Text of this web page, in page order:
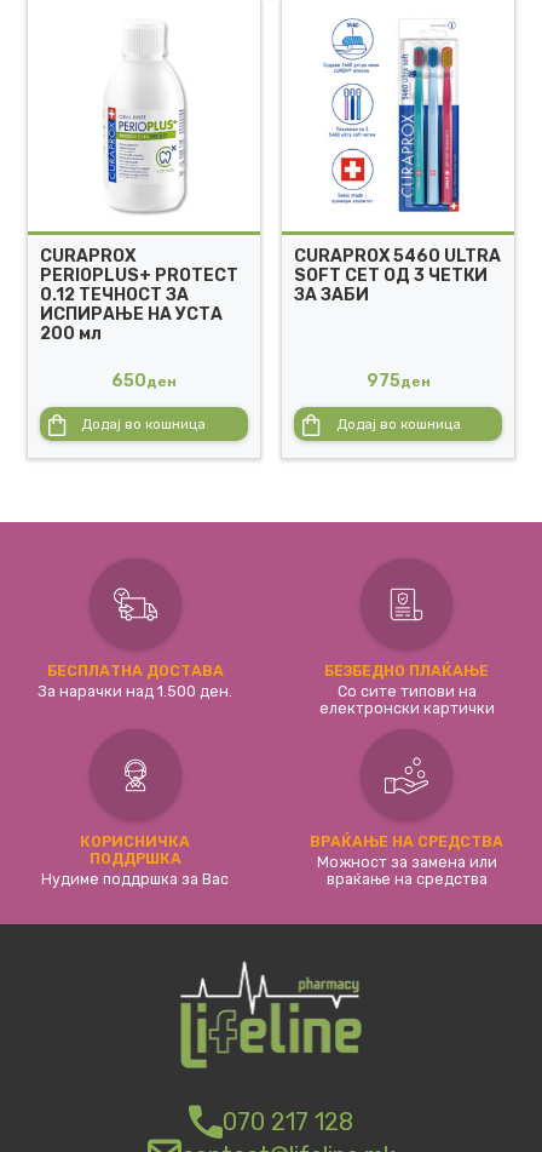
CURAPROX
PERIOPLUS+ PROTECT
0.12 ТЕЧНОСТ ЗА
ИСПИРАЊЕ НА УСТА
200 мл
650ден
Додај во кошница
CURAPROX 5460 ULTRA
SOFT СЕТ ОД 3 ЧЕТКИ
ЗА ЗАБИ
975ден
Додај во кошница
БЕСПЛАТНА ДОСТАВА
За нарачки над 1.500 ден.
БЕЗБЕДНО ПЛАЌАЊЕ
Со сите типови на
електронски картички
КОРИСНИЧКА
ПОДДРШКА
Нудиме поддршка за Вас
ВРАЌАЊЕ НА СРЕДСТВА
Можност за замена или
враќање на средства
070 217 128